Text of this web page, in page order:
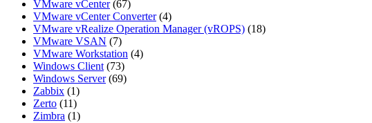
VMware vCenter(67)
VMware vCenter Converter(4)
VMware vRealize Operation Manager (vROPS) (18)
VMware VSAN (7)
VMware Workstation (4)
Windows Client (73)
Windows Server(69)
Zabbix (1)
Zerto (11)
Zimbra (1)